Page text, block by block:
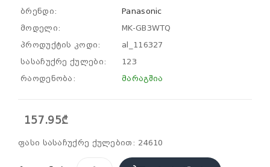
ბრენდი:
Panasonic
მოდელი:
MK-GB3WTQ
პროდუქტის კოდი:
al_116327
სასაჩუქრე ქულები:
123
რაოდენობა:
მარაგშია
157.95₾
ფასი სასაჩუქრე ქულებით: 24610